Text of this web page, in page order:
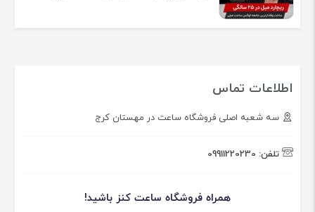
اطلاعات تماس
سه شعبه اصلی فروشگاه ساعت در مهستان کرج
تلفن: 09911220230
همراه فروشگاه ساعت کنز باشید!